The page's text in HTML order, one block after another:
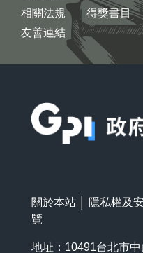
相關法規
友善連結
得獎書目
關於本站 隱私權及
覽
地址：10491台北市